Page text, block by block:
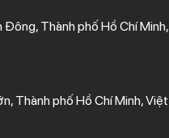
Thành phố Hồ Chí Minh,
Thành phố Hồ Chí Minh, Việt